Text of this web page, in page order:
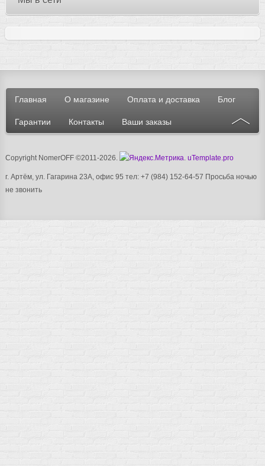
Главная О магазине Оплата и доставка Блог
Гарантии Контакты Ваши заказы
Copyright NomerOFF ©2011-2026. . uTemplate.pro
г. Артём, ул. Гагарина 23А, офис 95 тел: +7 (984) 152-64-57 Просьба ночью
не звонить